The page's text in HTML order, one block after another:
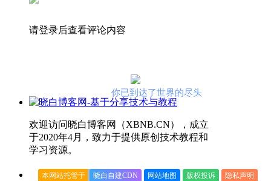
请登录后查看评论内容
你已到达了世界的尽头
欢迎访问晓白博客网（XBNB.CN），成立
于2020年4月，致力于提供原创技术教程和
学习资源。
本网站托管于 晓白自建CDN 网站地图 版权投诉
隐私声明